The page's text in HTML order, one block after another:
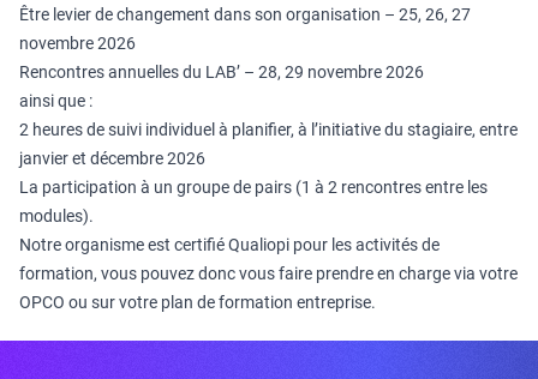
Être levier de changement dans son organisation – 25, 26, 27
novembre 2026
Rencontres annuelles du LAB’ – 28, 29 novembre 2026
ainsi que :
2 heures de suivi individuel à planifier, à l’initiative du stagiaire, entre
janvier et décembre 2026
La participation à un groupe de pairs (1 à 2 rencontres entre les
modules).
Notre organisme est certifié Qualiopi pour les activités de
formation, vous pouvez donc vous faire prendre en charge via votre
OPCO ou sur votre plan de formation entreprise.